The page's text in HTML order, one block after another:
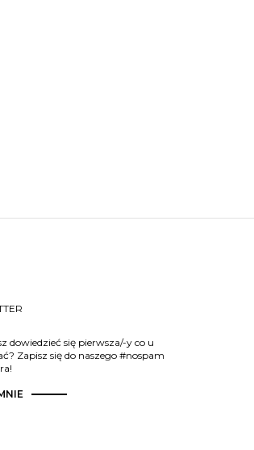
dowiedzieć się pierwsza/-y co u
Zapisz się do naszego #nospam